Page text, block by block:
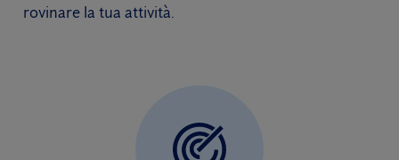
rovinare la tua attività.